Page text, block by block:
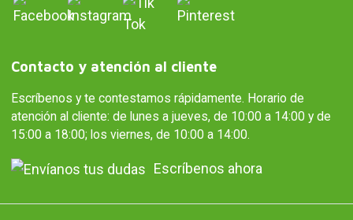
Contacto y atención al cliente
Escríbenos y te contestamos rápidamente. Horario de
atención al cliente: de lunes a jueves, de 10:00 a 14:00 y de
15:00 a 18:00; los viernes, de 10:00 a 14:00.
Escríbenos ahora